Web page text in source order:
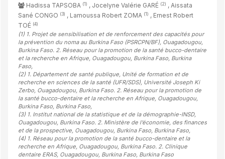
Hadissa TAPSOBA (1) , Jocelyne Valérie GARÉ (2) , Aissata
Sané CONGO (3) , Lamoussa Robert ZOMA (1) , Ernest Robert
TOÉ (4)
(1) 1. Projet de sensibilisation et de renforcement des capacités pour
la prévention du noma au Burkina Faso (PSRCPN/BF), Ouagadougou,
Burkina Faso. 2. Réseau pour la promotion de la santé bucco-dentaire
et la recherche en Afrique, Ouagadougou, Burkina Faso, Burkina
Faso,
(2) 1. Département de santé publique, Unité de formation et de
recherche en sciences de la santé (UFR/SDS), Université Joseph Ki
Zerbo, Ouagadougou, Burkina Faso. 2. Réseau pour la promotion de
la santé bucco-dentaire et la recherche en Afrique, Ouagadougou,
Burkina Faso, Burkina Faso,
(3) 1. Institut national de la statistique et de la démographie-INSD,
Ouagadougou, Burkina Faso. 2. Ministère de l’économie, des finances
et de la prospective, Ouagadougou, Burkina Faso, Burkina Faso,
(4) 1. Réseau pour la promotion de la santé bucco-dentaire et la
recherche en Afrique, Ouagadougou, Burkina Faso. 2. Clinique
dentaire ERAS, Ouagadougou, Burkina Faso, Burkina Faso